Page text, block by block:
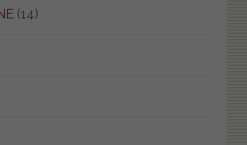
(14)